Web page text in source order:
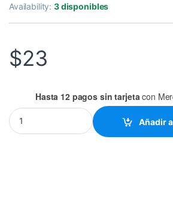
Availability:3 disponibles
$23
Hasta 12 pagos sin tarjeta con
TUBO CPVC 1/2" PRECIO POR METRO
Añadir